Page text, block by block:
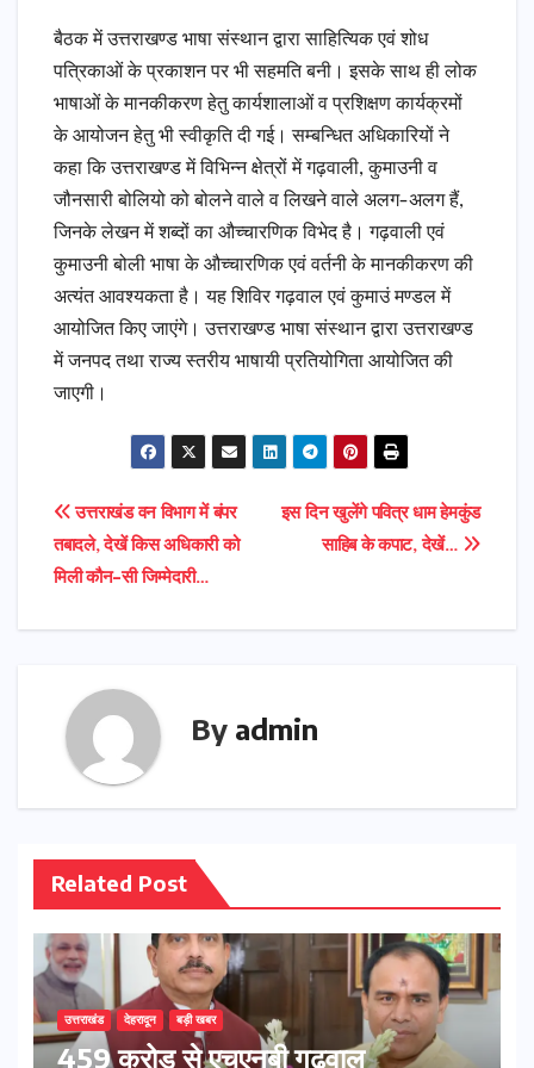
बैठक में उत्तराखण्ड भाषा संस्थान द्वारा साहित्यिक एवं शोध
पत्रिकाओं के प्रकाशन पर भी सहमति बनी। इसके साथ ही लोक
भाषाओं के मानकीकरण हेतु कार्यशालाओं व प्रशिक्षण कार्यक्रमों
के आयोजन हेतु भी स्वीकृति दी गई। सम्बन्धित अधिकारियों ने
कहा कि उत्तराखण्ड में विभिन्न क्षेत्रों में गढ़वाली, कुमाउनी व
जौनसारी बोलियो को बोलने वाले व लिखने वाले अलग-अलग हैं,
जिनके लेखन में शब्दों का औच्चारणिक विभेद है। गढ़वाली एवं
कुमाउनी बोली भाषा के औच्चारणिक एवं वर्तनी के मानकीकरण की
अत्यंत आवश्यकता है। यह शिविर गढ़वाल एवं कुमाउं मण्डल में
आयोजित किए जाएंगे। उत्तराखण्ड भाषा संस्थान द्वारा उत्तराखण्ड
में जनपद तथा राज्य स्तरीय भाषायी प्रतियोगिता आयोजित की
जाएगी।
Post
navigation
इस दिन खुलेंगे पवित्र धाम हेमकुंड
साहिब के कपाट, देखें…
उत्तराखंड वन विभाग में बंपर
तबादले, देखें किस अधिकारी को
मिली कौन-सी जिम्मेदारी…
By admin
Related Post
उत्तराखंड देहरादून बड़ी खबर
459 करोड़ से एचएनबी गढ़वाल